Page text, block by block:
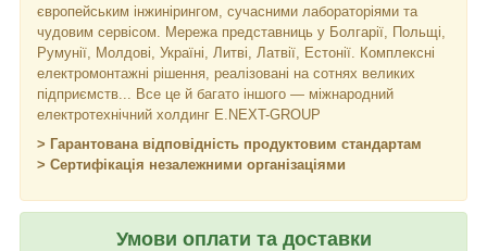
європейським інжинірингом, сучасними лабораторіями та
чудовим сервісом. Мережа представниць у Болгарії, Польщі,
Румунії, Молдові, Україні, Литві, Латвії, Естонії. Комплексні
електромонтажні рішення, реалізовані на сотнях великих
підприємств... Все це й багато іншого — міжнародний
електротехнічний холдинг E.NEXT-GROUP
> Гарантована відповідність продуктовим стандартам
> Сертифікація незалежними організаціями
Умови оплати та доставки